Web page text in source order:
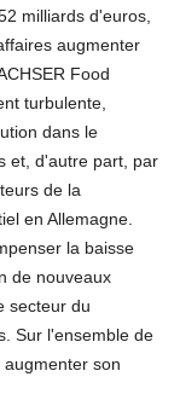
milliards d'euros,
augmenter
Food
turbulente,
dans le
et, d'autre part, par
de la
en Allemagne.
la baisse
de nouveaux
secteur du
Sur l'ensemble de
augmenter son